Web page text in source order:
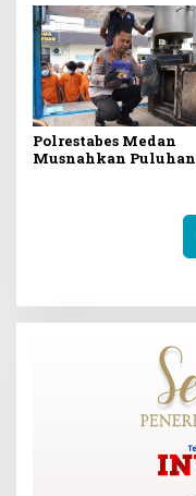
Dalam Memperkuat
Ideologi Pancasila
Polrestabes Medan
Musnahkan Puluhan